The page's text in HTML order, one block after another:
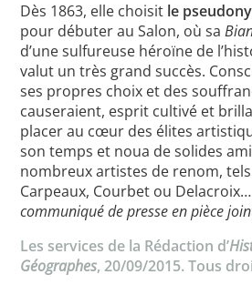
Dès 1863, elle choisit le
pour débuter au Salon, où sa
d’une sulfureuse héroïne de
valut un très grand succès.
ses propres choix et des
causeraient, esprit cultivé et
placer au cœur des élites
son temps et noua de solides
nombreux artistes de renom,
Carpeaux, Courbet ou Delacroix…
communiqué de presse en pièce
Les services de la Rédaction d’
Géographes, 20/09/2015. Tous